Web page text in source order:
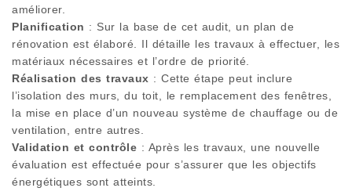
améliorer.
Planification : Sur la base de cet audit, un plan de
rénovation est élaboré. Il détaille les travaux à effectuer, les
matériaux nécessaires et l’ordre de priorité.
Réalisation des travaux : Cette étape peut inclure
l’isolation des murs, du toit, le remplacement des fenêtres,
la mise en place d’un nouveau système de chauffage ou de
ventilation, entre autres.
Validation et contrôle : Après les travaux, une nouvelle
évaluation est effectuée pour s’assurer que les objectifs
énergétiques sont atteints.